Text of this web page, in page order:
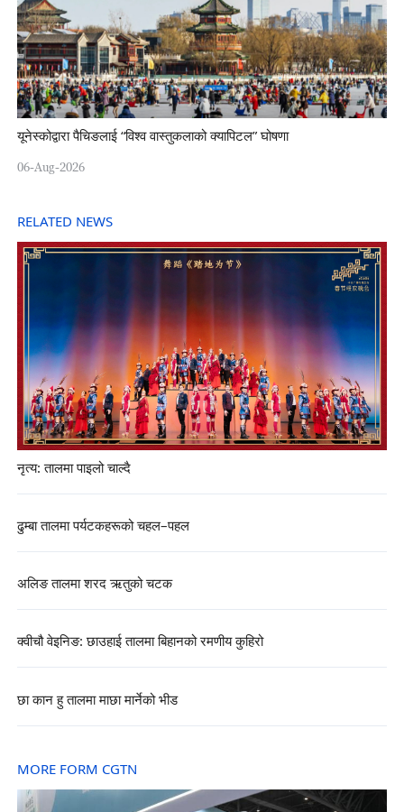
यूनेस्कोद्वारा पैचिङलाई “विश्व वास्तुकलाको क्यापिटल” घोषणा
06-Aug-2026
RELATED NEWS
नृत्य: तालमा पाइलो चाल्दै
ढुम्बा तालमा पर्यटकहरूको चहल–पहल
अलिङ तालमा शरद ऋतुको चटक
क्वीचौ वेइनिङ: छाउहाई तालमा बिहानको रमणीय कुहिरो
छा कान हु तालमा माछा मार्नेको भीड
MORE FORM CGTN